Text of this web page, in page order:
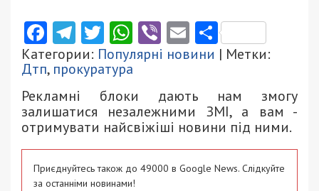
Facebook
Telegram
Twitter
WhatsApp
ViberEmail
Категории: Популярні новини | Метки:
Дтп, прокуратура
Рекламні блоки дають нам змогу
залишатися незалежними ЗМІ, а вам -
отримувати найсвіжіші новини під ними.
Приєднуйтесь також до 49000 в Google News. Слідкуйте
за останніми новинами!